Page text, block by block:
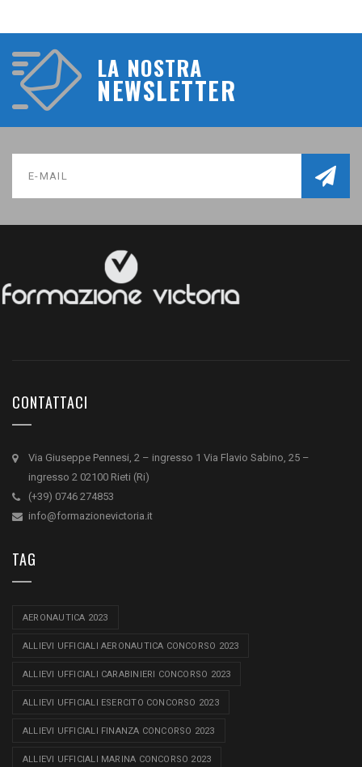
LA NOSTRA
NEWSLETTER
CONTATTACI
Via Giuseppe Pennesi, 2 – ingresso 1 Via Flavio Sabino, 25 –
ingresso 2 02100 Rieti (Ri)
(+39) 0746 274853
info@formazionevictoria.it
TAG
AERONAUTICA 2023
ALLIEVI UFFICIALI AERONAUTICA CONCORSO 2023
ALLIEVI UFFICIALI CARABINIERI CONCORSO 2023
ALLIEVI UFFICIALI ESERCITO CONCORSO 2023
ALLIEVI UFFICIALI FINANZA CONCORSO 2023
ALLIEVI UFFICIALI MARINA CONCORSO 2023